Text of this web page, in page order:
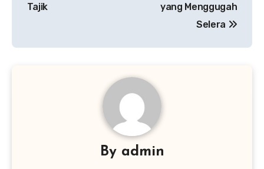
Tajik
yang Menggugah
Selera
By admin